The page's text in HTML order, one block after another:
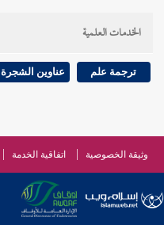
الخدمات العلمية
ترجمة علم عناوين الشجرة
وثيقة الخصوصية اتفاقية الخدمة